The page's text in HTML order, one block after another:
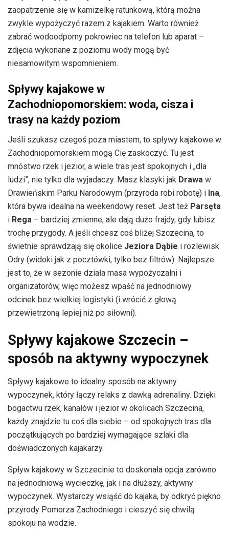
zaopatrzenie się w kamizelkę ratunkową, którą można
zwykle wypożyczyć razem z kajakiem. Warto również
zabrać wodoodporny pokrowiec na telefon lub aparat –
zdjęcia wykonane z poziomu wody mogą być
niesamowitym wspomnieniem.
Spływy kajakowe w
Zachodniopomorskiem: woda, cisza i
trasy na każdy poziom
Jeśli szukasz czegoś poza miastem, to spływy kajakowe w
Zachodniopomorskiem mogą Cię zaskoczyć. Tu jest
mnóstwo rzek i jezior, a wiele tras jest spokojnych i „dla
ludzi”, nie tylko dla wyjadaczy. Masz klasyki jak Drawa w
Drawieńskim Parku Narodowym (przyroda robi robotę) i Ina,
która bywa idealna na weekendowy reset. Jest też Parsęta
i Rega – bardziej zmienne, ale dają dużo frajdy, gdy lubisz
trochę przygody. A jeśli chcesz coś bliżej Szczecina, to
świetnie sprawdzają się okolice Jeziora Dąbie i rozlewisk
Odry (widoki jak z pocztówki, tylko bez filtrów). Najlepsze
jest to, że w sezonie działa masa wypożyczalni i
organizatorów, więc możesz wpaść na jednodniowy
odcinek bez wielkiej logistyki (i wrócić z głową
przewietrzoną lepiej niż po siłowni).
Spływy kajakowe Szczecin –
sposób na aktywny wypoczynek
Spływy kajakowe to idealny sposób na aktywny
wypoczynek, który łączy relaks z dawką adrenaliny. Dzięki
bogactwu rzek, kanałów i jezior w okolicach Szczecina,
każdy znajdzie tu coś dla siebie – od spokojnych tras dla
początkujących po bardziej wymagające szlaki dla
doświadczonych kajakarzy.
Spływ kajakowy w Szczecinie to doskonała opcja zarówno
na jednodniową wycieczkę, jak i na dłuższy, aktywny
wypoczynek. Wystarczy wsiąść do kajaka, by odkryć piękno
przyrody Pomorza Zachodniego i cieszyć się chwilą
spokoju na wodzie.